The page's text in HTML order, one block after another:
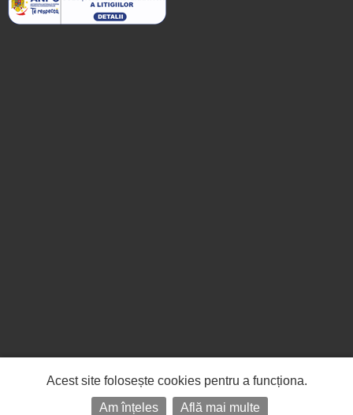
Acest site folosește cookies pentru a funcționa.
Am înțeles
Află mai multe